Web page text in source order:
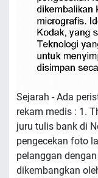
Sejarah - Ada
rekam medis : 1.
juru tulis bank di
pengecekan foto
pelanggan
dikembangkan